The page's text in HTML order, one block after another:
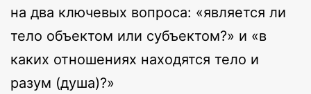
на два ключевых вопроса: «является ли
тело объектом или субъектом?» и «в
каких отношениях находятся тело и
разум (душа)?»